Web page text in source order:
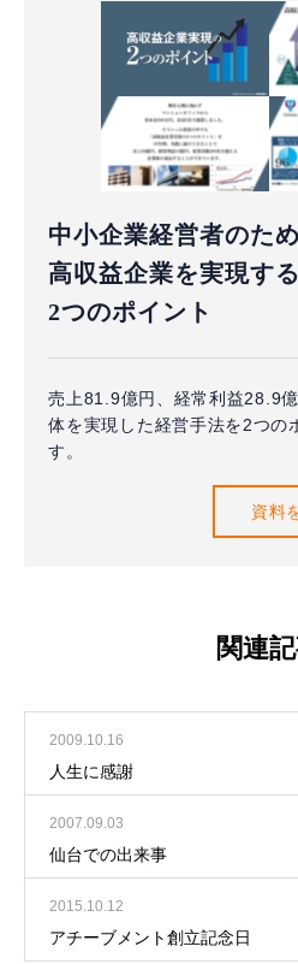
中小企業経営者のた
高収益企業を実現する
2つのポイント
売上81.9億円、経常利益28.9
体を実現した経営手法を2つの
す。
資料
関連
2009.10.16
人生に感謝
2007.09.03
仙台での出来事
2015.10.12
アチーブメント創立記念日